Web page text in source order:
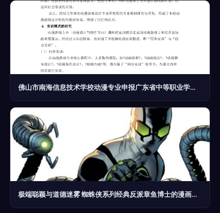
佛山市南海信息技术学校动漫专业申报广东省中等职业学校重点建设 动漫开发方向
极端聪颖与道德迷雾 蜘蛛侠系列经典反派章鱼博士的漫画演变史